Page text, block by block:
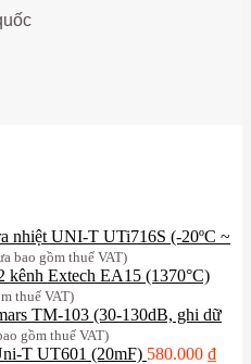
nhiệt UNI-T UTi716S (-20ºC ~
bao gồm thuế VAT)
kênh Extech EA15 (1370°C)
thuế VAT)
TM-103 (30-130dB, ghi dữ
gồm thuế VAT)
T UT601 (20mF) 580.000 ₫